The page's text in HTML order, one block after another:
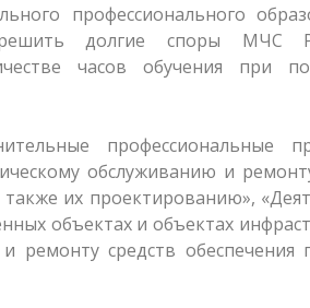
профессионального
долгие споры МЧС
часов обучения при
профессиональные
обслуживанию и
их проектированию»,
объектах и объектах
ремонту средств обеспечения